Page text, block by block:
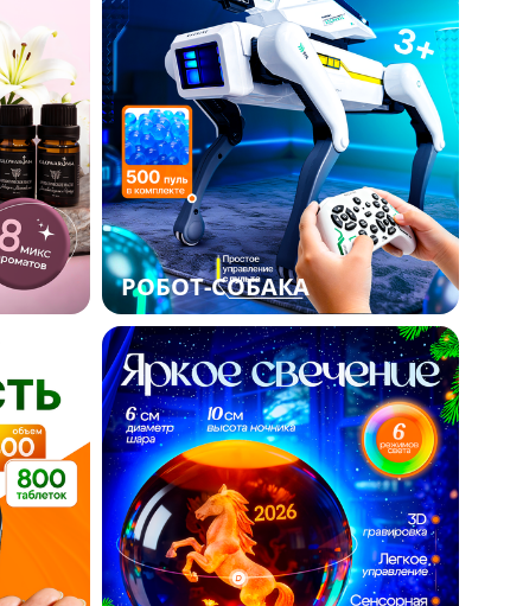
РОБОТ-СОБАКА